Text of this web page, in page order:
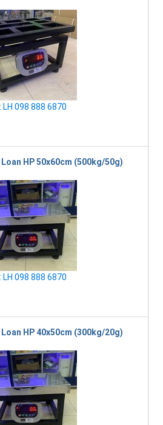
LH 098 888 6870
HP 50x60cm (500kg/50g)
LH 098 888 6870
HP 40x50cm (300kg/20g)